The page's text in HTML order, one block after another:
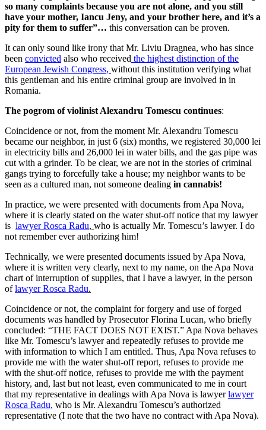
so many complaints because you are not alone, and you still
have your mother, Iancu Jeny, and your brother here, and it’s a
pity for them to suffer”… this conversation can be proven.
It can only sound like irony that Mr. Liviu Dragnea, who has since
been convicted also who received the highest distinction of the
European Jewish Congress, without this institution verifying what
this gentleman and his entire criminal group are involved in in
Romania.
The pogrom of violinist Alexandru Tomescu continues:
Coincidence or not, from the moment Mr. Alexandru Tomescu
became our neighbor, in just 6 (six) months, we registered 30,000 lei
in electricity bills and 26,000 lei in water bills, and the gas pipe was
cut with a grinder. To be clear, we are not in the stories of criminal
gangs trying to forcefully take a house; my neighbor wants to be
seen as a cultured man, not someone dealing in cannabis!
In practice, we were presented with documents from Apa Nova,
where it is clearly stated on the water shut-off notice that my lawyer
is lawyer Rosca Radu, who is actually Mr. Tomescu’s lawyer. I do
not remember ever authorizing him!
Technically, we were presented documents issued by Apa Nova,
where it is written very clearly, next to my name, on the Apa Nova
chart of interruption of supplies, that I have a lawyer, in the person
oflawyer Rosca Radu.
Coincidence or not, the complaint for forgery and use of forged
documents was handled by Prosecutor Florina Lucan, who briefly
concluded: “THE FACT DOES NOT EXIST.” Apa Nova behaves
like Mr. Tomescu’s lawyer and repeatedly refuses to provide me
with information to which I am entitled. Thus, Apa Nova refuses to
provide me with the water shut-off report, refuses to provide me
with the shut-off notice, refuses to provide me with the payment
history, and, last but not least, even communicated to me in court
that my representative in dealings with Apa Nova is lawyerlawyer
Rosca Radu, who is Mr. Alexandru Tomescu’s authorized
representative (I note that the two have no contract with Apa Nova).